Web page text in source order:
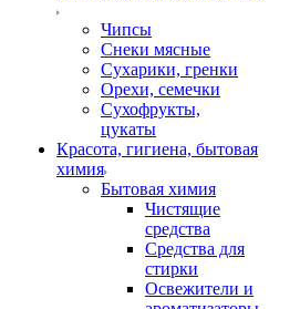
Чипсы
Снеки мясные
Сухарики, гренки
Орехи, семечки
Сухофрукты,
цукаты
Красота, гигиена, бытовая
химия
Бытовая химия
Чистящие
средства
Средства для
стирки
Освежители и